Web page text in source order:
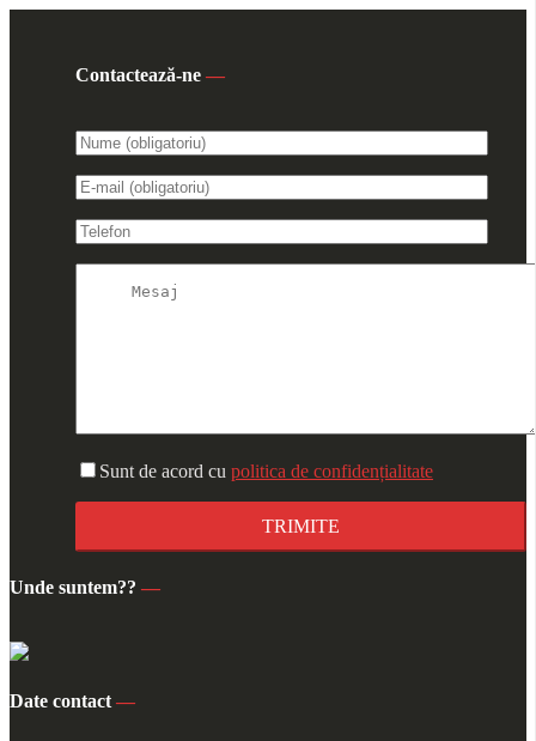
Contactează-ne —
Sunt de acord cu politica de confidențialitate
Unde suntem?? —
Date contact —